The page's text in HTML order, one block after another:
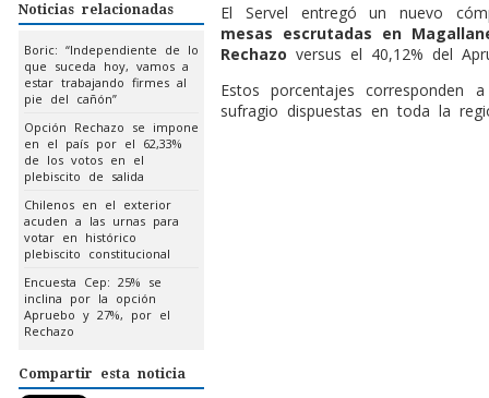
Noticias relacionadas
Boric: “Independiente de lo
que suceda hoy, vamos a
estar trabajando firmes al
pie del cañón”
Opción Rechazo se impone
en el país por el 62,33%
de los votos en el
plebiscito de salida
Chilenos en el exterior
acuden a las urnas para
votar en histórico
plebiscito constitucional
Encuesta Cep: 25% se
inclina por la opción
Apruebo y 27%, por el
Rechazo
Compartir esta noticia
El Servel entregó un nuevo
mesas escrutadas en
Rechazo versus el 40,12% del
Estos porcentajes
sufragio dispuestas en toda la